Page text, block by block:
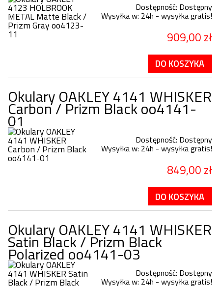
Dostępność: Dostępny
Wysyłka w: 24h - wysyłka gratis!
909,00 zł
DO KOSZYKA
Okulary OAKLEY 4141 WHISKER
Carbon / Prizm Black oo4141-
01
Dostępność: Dostępny
Wysyłka w: 24h - wysyłka gratis!
849,00 zł
DO KOSZYKA
Okulary OAKLEY 4141 WHISKER
Satin Black / Prizm Black
Polarized oo4141-03
Dostępność: Dostępny
Wysyłka w: 24h - wysyłka gratis!